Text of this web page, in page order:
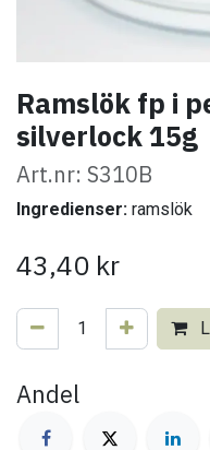
Ramslök fp i
silverlock 15g
Art.nr: S310B
Ingredienser: ramslök
43,40 kr
Andel